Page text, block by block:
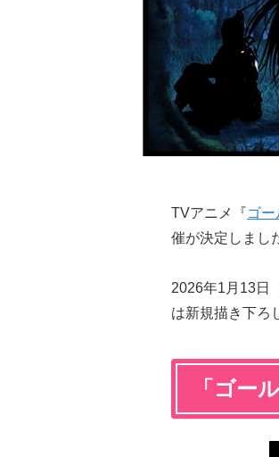
TVアニメ『ゴー
催が決定しまし
2026年1月13日
は新規描き下ろ
「ゴー